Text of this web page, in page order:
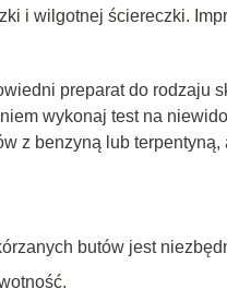
i wilgotnej ściereczki.
preparat do rodzaju
wykonaj test na
z benzyną lub terpentyną,
butów jest